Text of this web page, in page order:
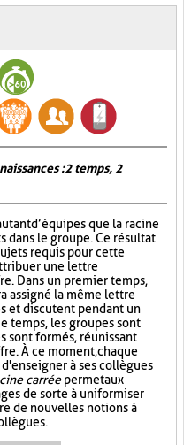
: 2 temps, 2
d’équipes que la racine
dans le groupe. Ce résultat
requis pour cette
une lettre
Dans un premier temps,
assigné la même lettre
et discutent pendant un
temps, les groupes sont
sont formés, réunissant
À ce moment, chaque
à ses collègues
carréepermet aux
de sorte à uniformiser
de nouvelles notions à